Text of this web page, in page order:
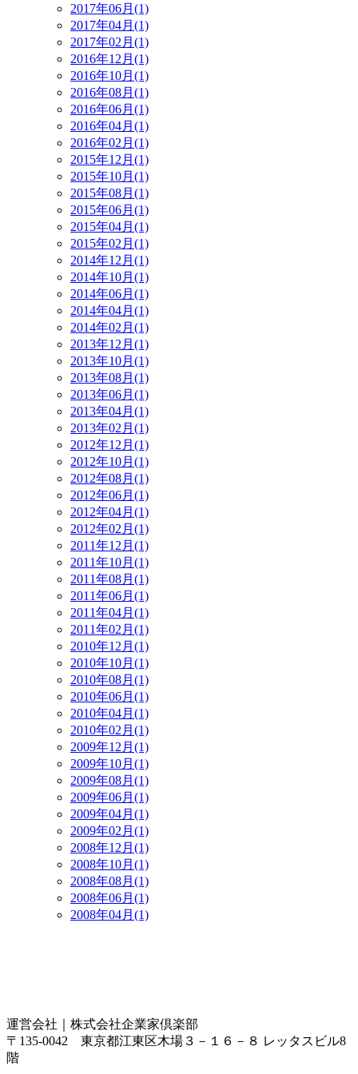
2017年06月(1)
2017年04月(1)
2017年02月(1)
2016年12月(1)
2016年10月(1)
2016年08月(1)
2016年06月(1)
2016年04月(1)
2016年02月(1)
2015年12月(1)
2015年10月(1)
2015年08月(1)
2015年06月(1)
2015年04月(1)
2015年02月(1)
2014年12月(1)
2014年10月(1)
2014年06月(1)
2014年04月(1)
2014年02月(1)
2013年12月(1)
2013年10月(1)
2013年08月(1)
2013年06月(1)
2013年04月(1)
2013年02月(1)
2012年12月(1)
2012年10月(1)
2012年08月(1)
2012年06月(1)
2012年04月(1)
2012年02月(1)
2011年12月(1)
2011年10月(1)
2011年08月(1)
2011年06月(1)
2011年04月(1)
2011年02月(1)
2010年12月(1)
2010年10月(1)
2010年08月(1)
2010年06月(1)
2010年04月(1)
2010年02月(1)
2009年12月(1)
2009年10月(1)
2009年08月(1)
2009年06月(1)
2009年04月(1)
2009年02月(1)
2008年12月(1)
2008年10月(1)
2008年08月(1)
2008年06月(1)
2008年04月(1)
運営会社｜ 株式会社企業家倶楽部
〒135-0042 東京都江東区木場３－１６－８ レッタスビル8
階